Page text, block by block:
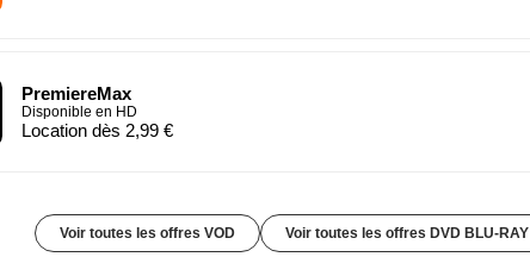
PremiereMax
Disponible en HD
Location dès 2,99 €
Voir toutes les offres VOD Voir toutes les offres DVD BLU-RAY